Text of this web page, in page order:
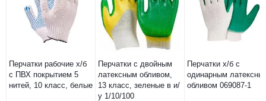
Перчатки рабочие х/б
с ПВХ покрытием 5
нитей, 10 класс, белые
Перчатки с двойным
латексным обливом,
13 класс, зеленые в и/
у 1/10/100
Перчатки х/б с
одинарным
обливом 069087-1